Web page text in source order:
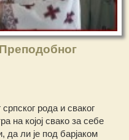
рода и сваког
на којој свако за себе
да ли је под барјаком